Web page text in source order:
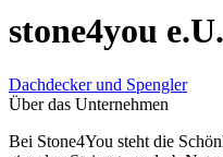
stone4you e.U.
Dachdecker und Spengler
Über das Unternehmen
Bei Stone4You steht die